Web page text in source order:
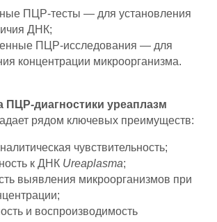
ПЦР-тесты — для установления
ДНК;
ПЦР-исследования — для
концентрации микроорганизма.
ПЦР-диагностики уреаплазм
рядом ключевых преимуществ:
чувствительность;
к ДНК Ureaplasma;
выявления микроорганизмов при
и воспроизводимость